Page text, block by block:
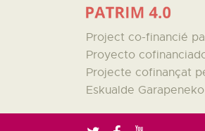
Project co-financié
Proyecto
Projecte cofinançat
Eskualde